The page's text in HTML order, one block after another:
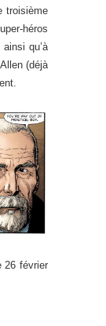
troisième
héros
qu’à
(déjà
26 février